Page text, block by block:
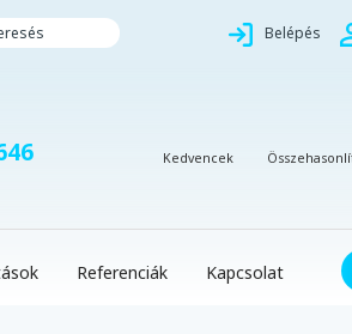
Belépés
Kedvencek
Referenciák Kapcsolat